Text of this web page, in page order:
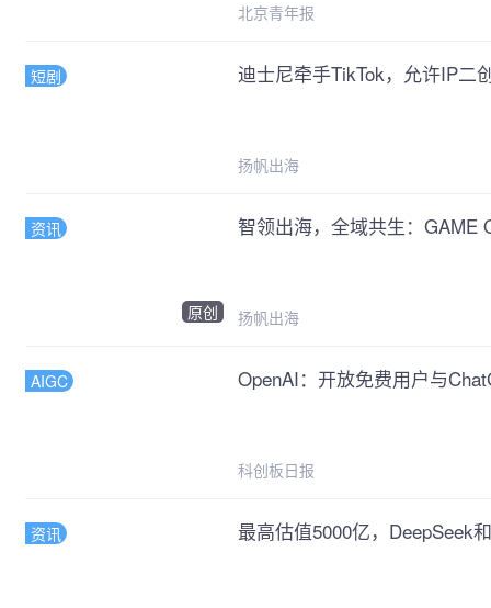
北京青年报
短剧 迪士尼牵手TikTok，允许IP二
扬帆出海
资讯
原创
智领出海，全域共生：GAME
扬帆出海
AIGC OpenAI：开放免费用户与
科创板日报
资讯 最高估值5000亿，DeepSeek